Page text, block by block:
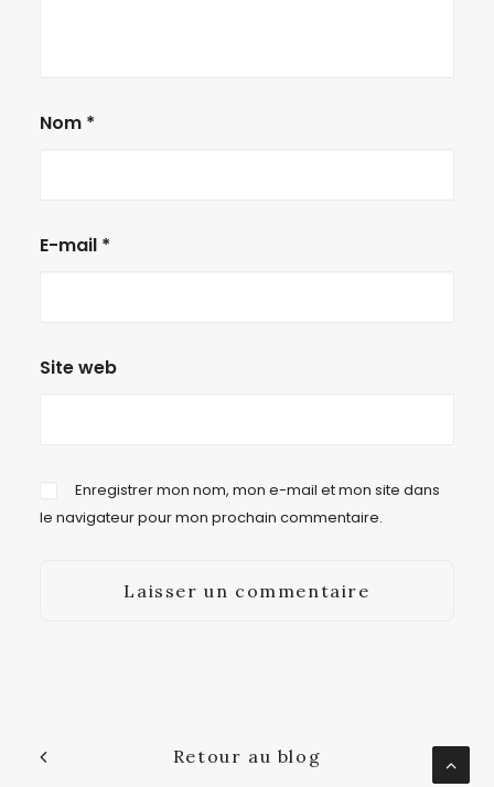
Nom *
E-mail *
Site web
Enregistrer mon nom, mon e-mail et mon site dans
le navigateur pour mon prochain commentaire.
Retour au blog